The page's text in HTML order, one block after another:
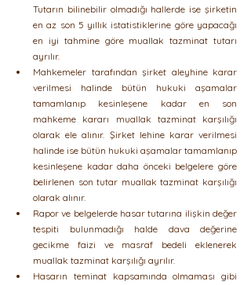
Tutarın bilinebilir olmadığı hallerde ise şirketin
en az son 5 yıllık istatistiklerine göre yapacağı
en iyi tahmine göre muallak tazminat tutarı
ayrılır.
Mahkemeler tarafından şirket aleyhine karar
verilmesi halinde bütün hukuki aşamalar
tamamlanıp kesinleşene kadar en son
mahkeme kararı muallak tazminat karşılığı
olarak ele alınır. Şirket lehine karar verilmesi
halinde ise bütün hukuki aşamalar tamamlanıp
kesinleşene kadar daha önceki belgelere göre
belirlenen son tutar muallak tazminat karşılığı
olarak alınır.
Rapor ve belgelerde hasar tutarına ilişkin değer
tespiti bulunmadığı halde dava değerine
gecikme faizi ve masraf bedeli eklenerek
muallak tazminat karşılığı ayrılır.
Hasarın teminat kapsamında olmaması gibi